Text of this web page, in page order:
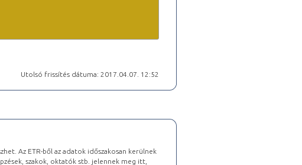
Utolsó frissítés dátuma: 2017.04.07. 12:52
Az ETR-ből az adatok időszakosan kerülnek
szakok, oktatók stb. jelennek meg itt,